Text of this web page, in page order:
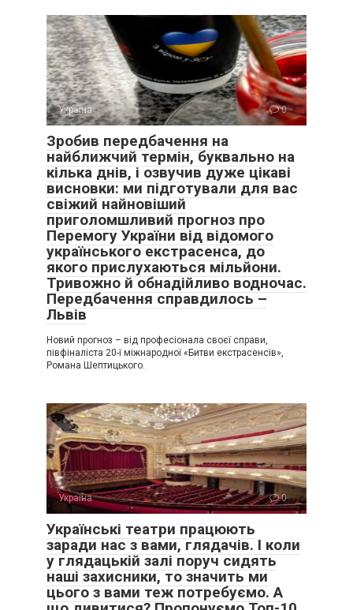
Україна 0
Зробив передбачення на
найближчий термін, буквально на
кілька днів, і озвучив дуже цікаві
висновки: ми підготували для вас
свіжий найновіший
приголомшливий прогноз про
Перемогу України від відомого
українського екстрасенса, до
якого прислухаються мільйони.
Тривожно й обнадійливо водночас.
Передбачення справдилось –
Львів
Новий прогноз – від професіонала своєї справи,
півфіналіста 20-ї міжнародної «Битви екстрасенсів»,
Романа Шептицького.
Україна 0
Українські театри працюють
заради нас з вами, глядачів. І коли
у глядацькій залі поруч сидять
наші захисники, то значить ми
цього з вами теж потребуємо. А